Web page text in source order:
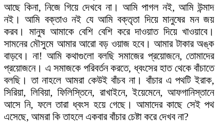
আছে কিনা, নিজে গিয়ে দেখবে না। আমি পাগল নই, আমি উন্মাদ
নই। আমি বক্তাও নই যে আমি বক্তৃতা দিয়ে মানুষের মন জয়
করব। মানুষ আমাকে বেশি বেশি করে দাওয়াত দিয়ে খাওয়াবে।
সামনের মৌসুমে আমার আরো বড় ওয়াজ হবে। আমার টাকার অঙ্ক
বাড়বে। না! আমি কথাগুলো বলছি সমাজের প্রয়োজনে, তোমাদের
প্রয়োজনে। এ সমাজকে পরিবর্তন করতে, ধ্বংসের হাত থেকে বাঁচাতে
বলছি। তা নাহলে আমরা কেউই বাঁচব না। বাঁচার এ পথটি ইরাক,
সিরিয়া, লিবিয়া, ফিলিস্তিনে, রাখাইনে, ইয়েমেনে, আফগানিস্তানে
আসে নি, ফলে তারা ধ্বংস হয়ে গেছে। আমাদের কাছে সেই পথ
এসেছে, আমরা কি তাহলে একবার বাঁচার চেষ্টা করে দেখব না?